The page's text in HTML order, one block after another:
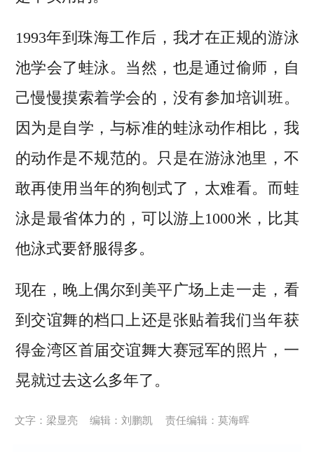
1993年到珠海工作后，我才在正规的游泳
池学会了蛙泳。当然，也是通过偷师，自
己慢慢摸索着学会的，没有参加培训班。
因为是自学，与标准的蛙泳动作相比，我
的动作是不规范的。只是在游泳池里，不
敢再使用当年的狗刨式了，太难看。而蛙
泳是最省体力的，可以游上1000米，比其
他泳式要舒服得多。
现在，晚上偶尔到美平广场上走一走，看
到交谊舞的档口上还是张贴着我们当年获
得金湾区首届交谊舞大赛冠军的照片，一
晃就过去这么多年了。
文字：梁显亮 编辑：刘鹏凯 责任编辑：莫海晖